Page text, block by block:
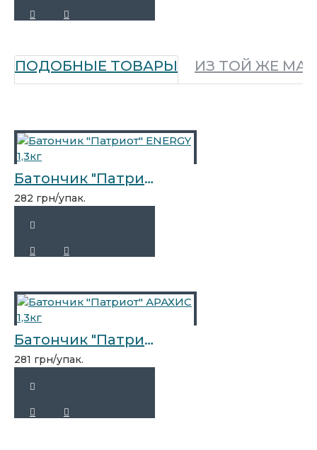
ПОДОБНЫЕ ТОВАРЫ ИЗ ТОЙ ЖЕ
Батончик "Патриот" ENERGY 1,3кг
282 грн/упак.
Батончик "Патриот" АРАХИС 1,3кг
281 грн/упак.